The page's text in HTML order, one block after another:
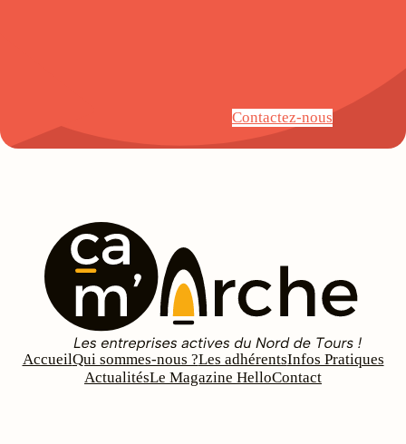
Contactez-nous
AccueilQui sommes-nous ?Les adhérentsInfos Pratiques
ActualitésLe Magazine HelloContact